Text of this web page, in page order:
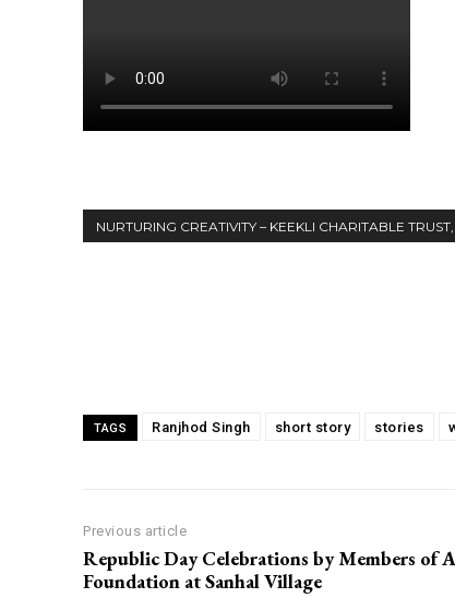
NURTURING CREATIVITY – KEEKLI CHARITABLE
TAGS Ranjhod Singh short story stories
Previous article
Republic Day Celebrations by Members of
Foundation at Sanhal Village